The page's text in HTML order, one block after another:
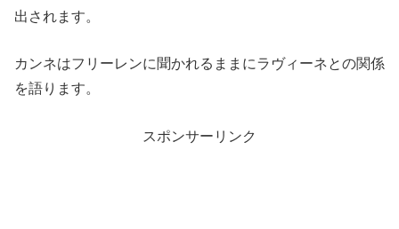
出されます。
カンネはフリーレンに聞かれるままにラヴィーネとの関係
を語ります。
スポンサーリンク